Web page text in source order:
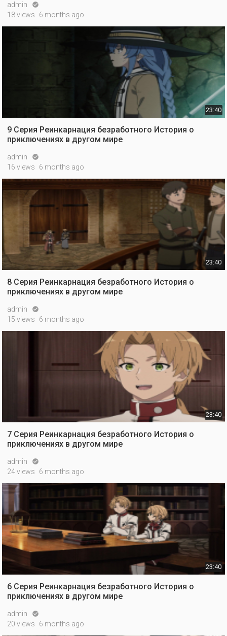
admin 
18 views 6 months ago
23:40
9 Серия Реинкарнация безработного История о
приключениях в другом мире
admin 
16 views 6 months ago
23:40
8 Серия Реинкарнация безработного История о
приключениях в другом мире
admin 
15 views 6 months ago
23:40
7 Серия Реинкарнация безработного История о
приключениях в другом мире
admin 
24 views 6 months ago
23:40
6 Серия Реинкарнация безработного История о
приключениях в другом мире
admin 
20 views 6 months ago